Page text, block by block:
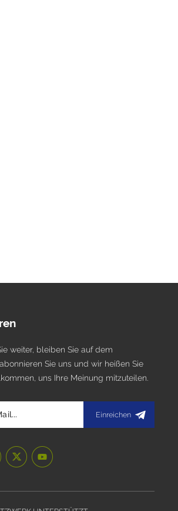
weiter, bleiben Sie auf dem
Sie uns und wir heißen Sie
uns Ihre Meinung mitzuteilen.
Einreichen